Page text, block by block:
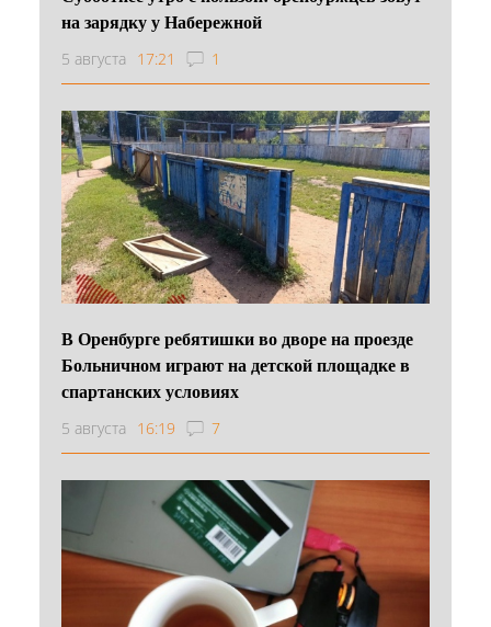
на зарядку у Набережной
5 августа 17:21 1
В Оренбурге ребятишки во дворе на проезде
Больничном играют на детской площадке в
спартанских условиях
5 августа 16:19 7